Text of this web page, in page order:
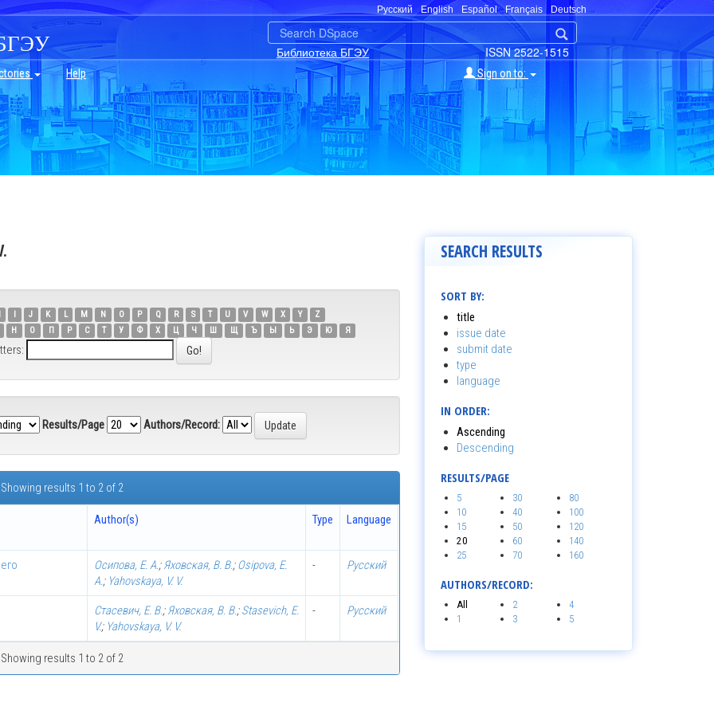
Русский English Español Français Deutsch
ISSN 2522-1515
Библиотека БГЭУ
Help Sign on to:
I J K L M N O P Q R S T U V W X Y
Z
Н О П Р С Т У Ф Х Ц Ч Ш Щ Ъ Ы Ь Э Ю Я
Results/Page Authors/Record:
Showing results 1 to 2 of 2
Author(s) Type Language
Осипова, Е. А.;Яховская, В. В.;Osipova, E.
A.; Yahovskaya, V. V.
- Русский
Стасевич, Е. В.;Яховская, В. В.;Stasevich, E.
V.; Yahovskaya, V. V.
- Русский
Showing results 1 to 2 of 2
SEARCH RESULTS
SORT BY:
title
issue date
submit date
type
language
IN ORDER:
Ascending
Descending
RESULTS/PAGE
5
10
15
20
25
30
40
50
60
70
80
100
120
140
160
AUTHORS/RECORD:
All
1
2
3
4
5